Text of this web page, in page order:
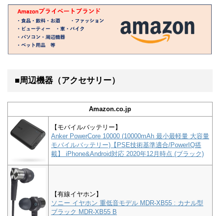
■周辺機器（アクセサリー）
Amazon.co.jp
【モバイルバッテリー】
Anker PowerCore 10000 (10000mAh 最小最軽量 大容量
モバイルバッテリー)【PSE技術基準適合/PowerIQ搭
載】 iPhone&Android対応 2020年12月時点 (ブラック)
【有線イヤホン】
ソニー イヤホン 重低音モデル MDR-XB55 : カナル型
ブラック MDR-XB55 B